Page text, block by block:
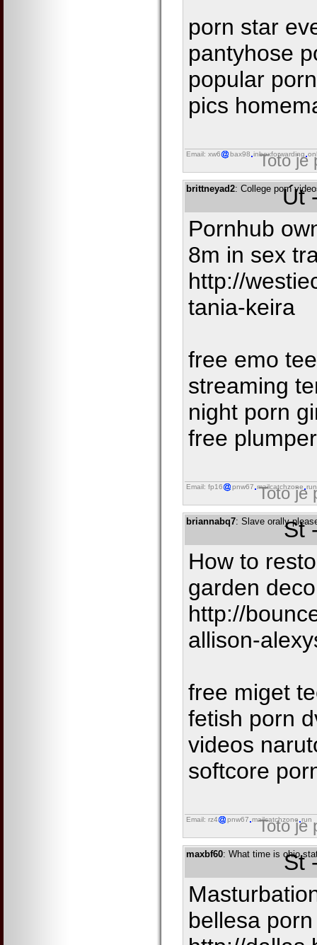
porn star
pantyhose
popular
pics
Email: xw6 bax98 inboxforwarding
Toto je
brittneyad2: College pornÚt
Pornhub
8m in sex
http://
tania-keira
free emo
streaming
night porn
free
Email: fp16 pnw67 mailcatchzone run
Toto je
briannabq7: Slave orallySt
How to
garden
http://
allison-
free miget
fetish porn
videos
softcore
Email: rz4 pnw67 mailcatchzone run
Toto je
maxbf60: What time is ohio
St
bellesa